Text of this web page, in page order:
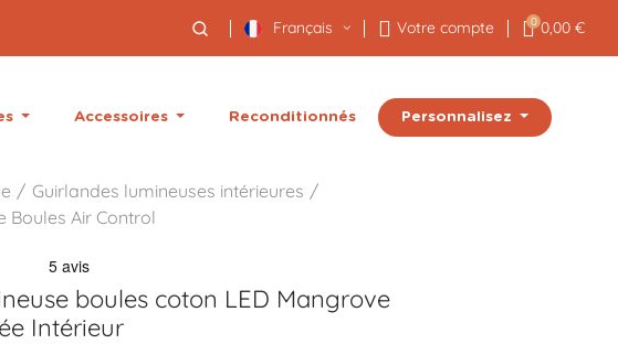
Français Votre compte 0 0,00 €
Accessoires Reconditionnés Personnalisez
Guirlandes lumineuses intérieures
Boules Air Control
boules coton LED Mangrove
Intérieur